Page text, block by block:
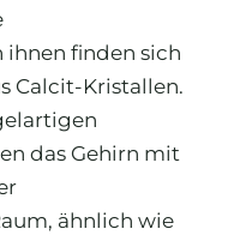
ihnen finden sich
Calcit-Kristallen.
das Gehirn mit
ähnlich wie